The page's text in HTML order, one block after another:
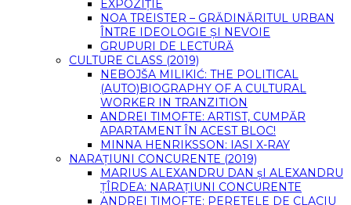
EXPOZIȚIE
NOA TREISTER – GRĂDINĂRITUL URBAN
ÎNTRE IDEOLOGIE ȘI NEVOIE
GRUPURI DE LECTURĂ
CULTURE CLASS (2019)
NEBOJŠA MILIKIĆ: THE POLITICAL
(AUTO)BIOGRAPHY OF A CULTURAL
WORKER IN TRANZITION
ANDREI TIMOFTE: ARTIST, CUMPĂR
APARTAMENT ÎN ACEST BLOC!
MINNA HENRIKSSON: IASI X-RAY
NARAȚIUNI CONCURENTE (2019)
MARIUS ALEXANDRU DAN șI ALEXANDRU
ȚÎRDEA: NARAȚIUNI CONCURENTE
ANDREI TIMOFTE: PERETELE DE CLACIU